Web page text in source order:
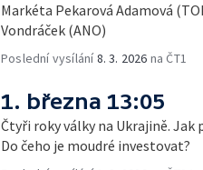
Markéta Pekarová Adamová
Vondráček (ANO)
Poslední vysílání8. 3. 2026 na ČT1
1. března 13:05
Čtyři roky války na Ukrajině. Jak
Do čeho je moudré investovat?